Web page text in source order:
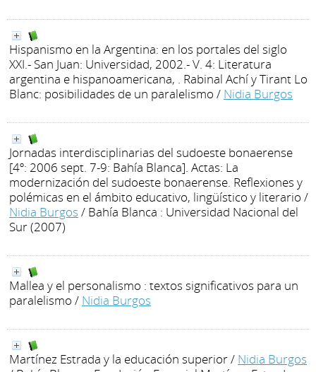
Hispanismo en la Argentina: en los portales del siglo
XXI.- San Juan: Universidad, 2002.- V. 4: Literatura
argentina e hispanoamericana, . Rabinal Achí y Tirant Lo
Blanc: posibilidades de un paralelismo / Nidia Burgos
Jornadas interdisciplinarias del sudoeste bonaerense
[4º: 2006 sept. 7-9: Bahía Blanca]. Actas: La
modernización del sudoeste bonaerense. Reflexiones y
polémicas en el ámbito educativo, lingüístico y literario /
Nidia Burgos / Bahía Blanca : Universidad Nacional del
Sur (2007)
Mallea y el personalismo : textos significativos para un
paralelismo / Nidia Burgos
Martínez Estrada y la educación superior/ Nidia Burgos